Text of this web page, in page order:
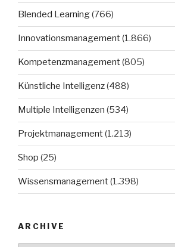
Blended Learning(766)
Innovationsmanagement(1.866)
Kompetenzmanagement(805)
Künstliche Intelligenz(488)
Multiple Intelligenzen (534)
Projektmanagement(1.213)
Shop (25)
Wissensmanagement(1.398)
ARCHIVE